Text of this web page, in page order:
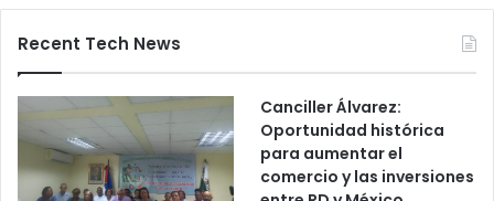
Recent Tech News
Canciller Álvarez:
Oportunidad histórica
para aumentar el
comercio y las inversiones